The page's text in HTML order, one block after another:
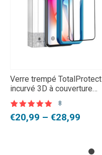
Verre trempé TotalProtect
incurvé 3D à couverture
complète pour iPhone
sur 5 basé
8
€20,99 – €28,99
Plage